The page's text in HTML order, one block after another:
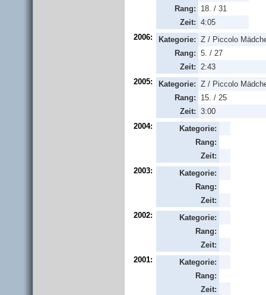
Rang:
18. / 31
Zeit: 4:05
2006:
Kategorie: Z / Piccolo
Rang: 5. / 27
Zeit:
2:43
2005:
Kategorie: Z / Piccolo
Rang:
15. / 25
Zeit: 3:00
2004:
Kategorie:
Rang:
Zeit:
2003:
Kategorie:
Rang:
Zeit:
2002:
Kategorie:
Rang:
Zeit:
2001:
Kategorie:
Rang:
Zeit: